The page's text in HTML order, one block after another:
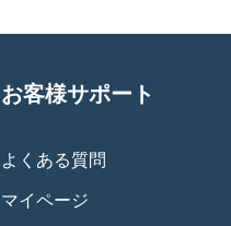
お客様サポート
よくある質問
マイページ